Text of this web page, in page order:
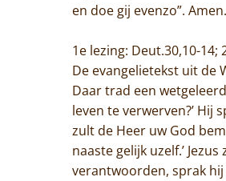
en doe gij evenzo”. Amen.
1e lezing: Deut.30,10-14;
De evangelietekst uit de
Daar trad een
leven te verwerven?’ Hij
zult de Heer uw God
naaste gelijk uzelf.’
verantwoorden, sprak hij